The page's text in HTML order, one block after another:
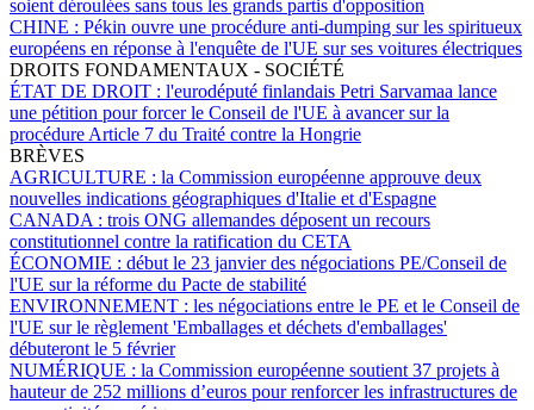
soient déroulées sans tous les grands partis d'opposition
CHINE : Pékin ouvre une procédure anti-dumping sur les spiritueux
européens en réponse à l'enquête de l'UE sur ses voitures électriques
DROITS FONDAMENTAUX - SOCIÉTÉ
ÉTAT DE DROIT : l'eurodéputé finlandais Petri Sarvamaa lance
une pétition pour forcer le Conseil de l'UE à avancer sur la
procédure Article 7 du Traité contre la Hongrie
BRÈVES
AGRICULTURE : la Commission européenne approuve deux
nouvelles indications géographiques d'Italie et d'Espagne
CANADA : trois ONG allemandes déposent un recours
constitutionnel contre la ratification du CETA
ÉCONOMIE : début le 23 janvier des négociations PE/Conseil de
l'UE sur la réforme du Pacte de stabilité
ENVIRONNEMENT : les négociations entre le PE et le Conseil de
l'UE sur le règlement 'Emballages et déchets d'emballages'
débuteront le 5 février
NUMÉRIQUE : la Commission européenne soutient 37 projets à
hauteur de 252 millions d’euros pour renforcer les infrastructures de